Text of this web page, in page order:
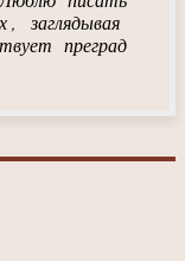
заглядывая
преград